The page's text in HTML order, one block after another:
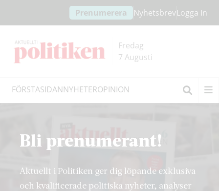
innehållet
headern
Prenumerera NyhetsbrevLogga In
Fredag
7 Augusti
FÖRSTASIDANNYHETEROPINION
Bli prenumerant!
Aktuellt i Politiken ger dig löpande exklusiva
och kvalificerade politiska nyheter, analyser